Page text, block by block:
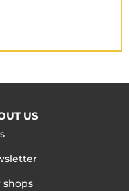
US
shops